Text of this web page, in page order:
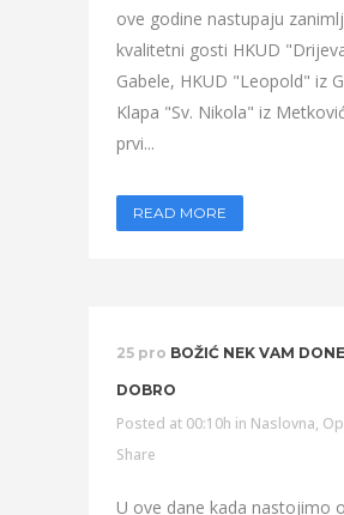
ove godine nastupaju
kvalitetni gosti HKUD
Gabele, HKUD "Leopold" iz
Klapa "Sv. Nikola" iz
prvi...
READ MORE
25 pro BOŽIĆ NEK VAM
DOBRO
Posted at 00:10h in Naslovna,
Share
U ove dane kada nastojimo